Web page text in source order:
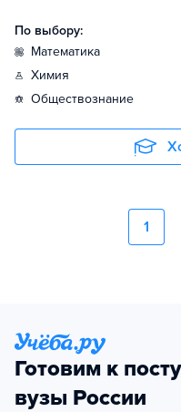
По выбору:
математика
химия
обществознание
1
Готовим к
вузы России